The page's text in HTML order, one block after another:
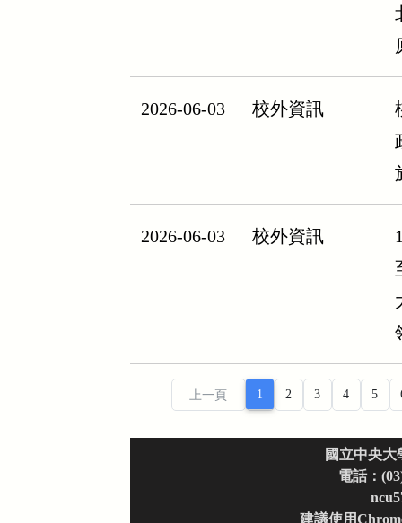
2026-06-03 校外資訊
2026-06-03 校外資訊
上一頁
國立中央
電話：
建議使用